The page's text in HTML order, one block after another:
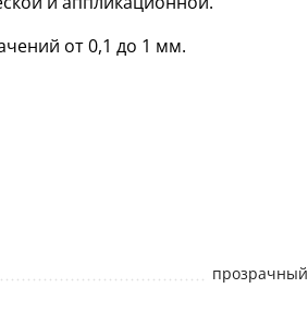
от 0,1 до 1 мм.
прозрачный